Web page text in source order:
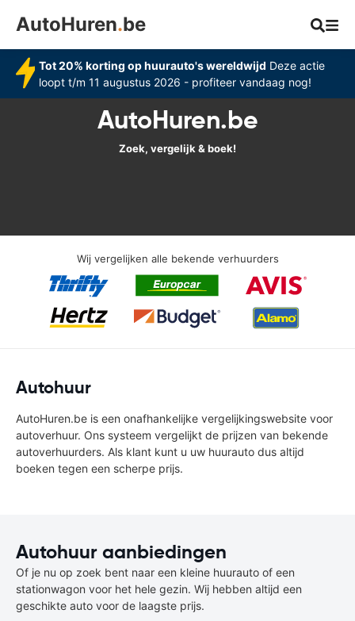
AutoHuren.be
Tot 20% korting op huurauto's wereldwijd Deze actie
loopt t/m 11 augustus 2026 - profiteer vandaag nog!
AutoHuren.be
Zoek, vergelijk & boek!
Wij vergelijken alle bekende verhuurders
Autohuur
AutoHuren.be is een onafhankelijke vergelijkingswebsite voor
autoverhuur. Ons systeem vergelijkt de prijzen van bekende
autoverhuurders. Als klant kunt u uw huurauto dus altijd
boeken tegen een scherpe prijs.
Autohuur aanbiedingen
Of je nu op zoek bent naar een kleine huurauto of een
stationwagon voor het hele gezin. Wij hebben altijd een
geschikte auto voor de laagste prijs.